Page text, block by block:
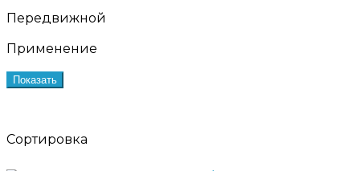
Передвижной
Применение
Показать
Сортировка